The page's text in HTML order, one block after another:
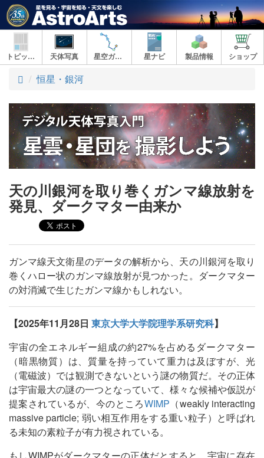
トピックス 天体写真 星空ガイド 星ナビ 製品情報 ショップ
ト
プ
恒星・銀河
天の川銀河を取り巻くガンマ線放射を
発見、ダークマター由来か
ガンマ線天文衛星のデータの解析から、天の川銀河を取り
巻くハロー状のガンマ線放射が見つかった。ダークマター
の対消滅で生じたガンマ線かもしれない。
【2025年11月28日 東京大学大学院理学系研究科】
宇宙の全エネルギー組成の約27%を占めるダークマター
（暗黒物質）は、質量を持っていて重力は及ぼすが、光
（電磁波）では観測できないという謎の物質だ。その正体
は宇宙最大の謎の一つとなっていて、様々な候補や仮説が
提案されているが、今のところWIMP （weakly interacting
massive particle; 弱い相互作用をする重い粒子）と呼ばれ
る未知の素粒子が有力視されている。
もしWIMPがダークマターの正体だとすると、宇宙に存在